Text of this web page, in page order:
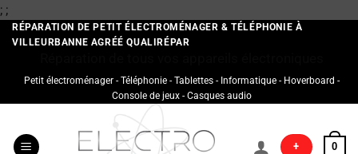
; ;Passer
au
contenu
RÉPARATION DE PETIT ÉLECTROMÉNAGER & TÉLÉPHONIE À
VILLEURBANNE AGRÉÉ QUALIRÉPAR
Petit électroménager - Téléphonie - Tablettes - Informatique - Hoverboard -
Console de jeux - Casques audio
+ 0